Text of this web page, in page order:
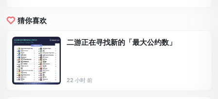
猜你喜欢
二游正在寻找新的「最大公约数」
22 小时 前